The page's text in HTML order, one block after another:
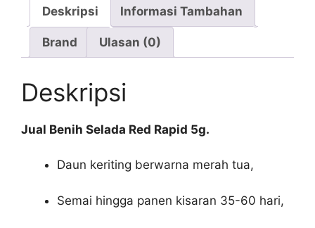
Deskripsi Informasi Tambahan
Brand Ulasan (0)
Deskripsi
Jual Benih Selada Red Rapid 5g.
Daun keriting berwarna merah tua,
Semai hingga panen kisaran 35-60 hari,